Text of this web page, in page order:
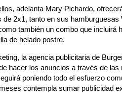
adelanta Mary Pichardo,
de 2x1, tanto en sus
también un combo que incluirá
de helado postre.
la agencia publicitaria de
hacer los anuncios a través de
poniendo todo el esfuerzo
contempla sumar publicidad